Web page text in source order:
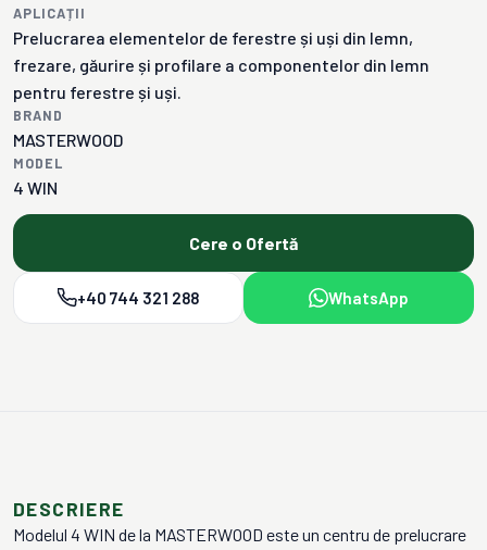
APLICAȚII
Prelucrarea elementelor de ferestre și uși din lemn,
frezare, găurire și profilare a componentelor din lemn
pentru ferestre și uși.
BRAND
MASTERWOOD
MODEL
4 WIN
Cere o Ofertă
+40 744 321 288 WhatsApp
DESCRIERE
Modelul 4 WIN de la MASTERWOOD este un centru de prelucrare